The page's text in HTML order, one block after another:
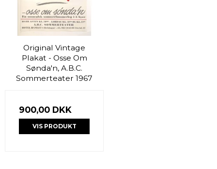
Original Vintage
Plakat - Osse Om
Sønda'n, A.B.C.
Sommerteater 1967
900,00 DKK
VIS PRODUKT